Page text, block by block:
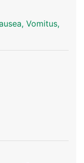
Von hier leiten
Gehörgang
Vomitus,